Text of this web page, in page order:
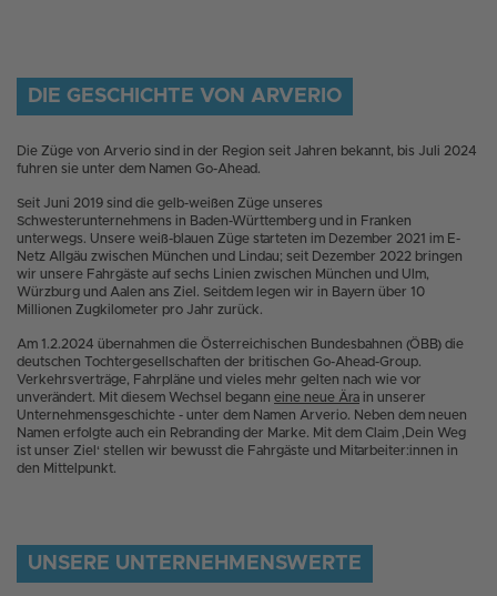
DIE GESCHICHTE VON ARVERIO
Die Züge von Arverio sind in der Region seit Jahren bekannt, bis Juli 2024
fuhren sie unter dem Namen Go-Ahead.
Seit Juni 2019 sind die gelb-weißen Züge unseres
Schwesterunternehmens in Baden-Württemberg und in Franken
unterwegs. Unsere weiß-blauen Züge starteten im Dezember 2021 im E-
Netz Allgäu zwischen München und Lindau; seit Dezember 2022 bringen
wir unsere Fahrgäste auf sechs Linien zwischen München und Ulm,
Würzburg und Aalen ans Ziel. Seitdem legen wir in Bayern über 10
Millionen Zugkilometer pro Jahr zurück.
Am 1.2.2024 übernahmen die Österreichischen Bundesbahnen (ÖBB) die
deutschen Tochtergesellschaften der britischen Go-Ahead-Group.
Verkehrsverträge, Fahrpläne und vieles mehr gelten nach wie vor
unverändert. Mit diesem Wechsel begann eine neue Ära in unserer
Unternehmensgeschichte - unter dem Namen Arverio. Neben dem neuen
Namen erfolgte auch ein Rebranding der Marke. Mit dem Claim ‚Dein Weg
ist unser Ziel‘ stellen wir bewusst die Fahrgäste und Mitarbeiter:innen in
den Mittelpunkt.
UNSERE UNTERNEHMENSWERTE